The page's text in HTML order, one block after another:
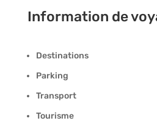
Information de
Destinations
Parking
Transport
Tourisme